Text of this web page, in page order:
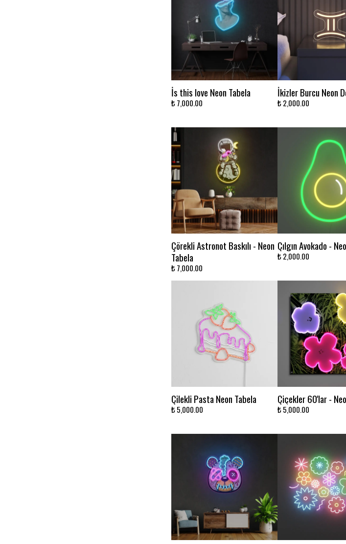
İs this love Neon Tabela
₺ 7,000.00
İkizler Burcu Neon
₺ 2,000.00
Çörekli Astronot Baskılı - Neon
Tabela
₺ 7,000.00
Çılgın Avokado -
₺ 2,000.00
Çilekli Pasta Neon Tabela
₺ 5,000.00
Çiçekler 60'lar -
₺ 5,000.00